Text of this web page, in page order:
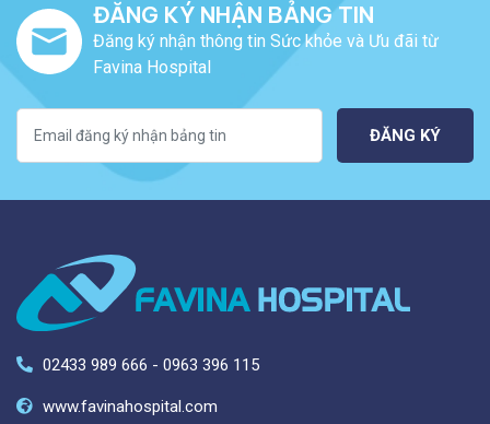
ĐĂNG KÝ NHẬN BẢNG TIN
Đăng ký nhận thông tin Sức khỏe và Ưu đãi từ
Favina Hospital
ĐĂNG KÝ
02433 989 666 - 0963 396 115
www.favinahospital.com